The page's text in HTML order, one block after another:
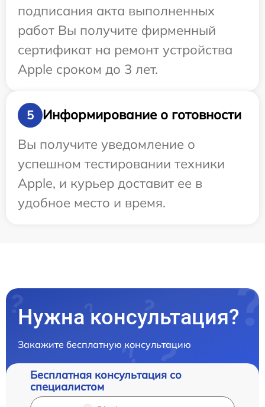
подписания акта выполненных
работ Вы получите фирменный
сертификат на ремонт устройства
Apple сроком до 3 лет.
5
Информирование о готовности
Вы получите уведомление о
успешном тестировании техники
Apple, и курьер доставит ее в
удобное место и время.
Нужна консультация?
Закажите бесплатную консультацию
Бесплатная консультация со
специалистом